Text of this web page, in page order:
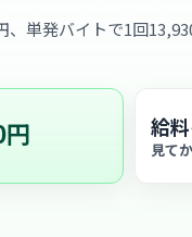
単発バイトで1回
給
見て